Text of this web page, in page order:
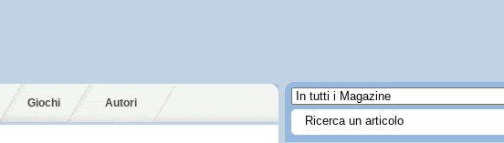
Giochi Autori